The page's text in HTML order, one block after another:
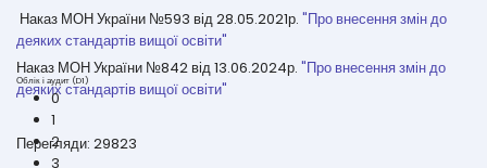
10
Наказ МОН України №593 від 28.05.2021р. "Про внесення змін до
деяких стандартів вищої освіти"
Наказ МОН України №842 від 13.06.2024р. "Про внесення змін до
деяких стандартів вищої освіти"
Перегляди: 29823